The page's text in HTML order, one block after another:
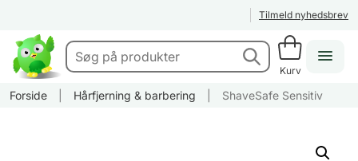
Tilmeld nyhedsbrev
Kurv
Forside Hårfjerning & barbering ShaveSafe Sensitiv